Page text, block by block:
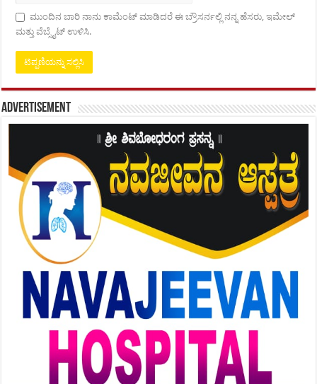
ಮುಂದಿನ ಬಾರಿ ನಾನು ಕಾಮೆಂಟ್ ಮಾಡಿದರೆ ಈ ಬ್ರೌಸರ್ನಲ್ಲಿ ನನ್ನ ಹೆಸರು, ಇಮೇಲ್
ಮತ್ತು ವೆಬ್ಸೈಟ್ ಉಳಿಸಿ.
Advertisement